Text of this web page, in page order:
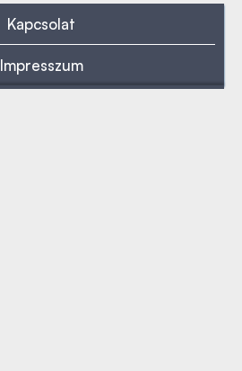
Kapcsolat
Impresszum